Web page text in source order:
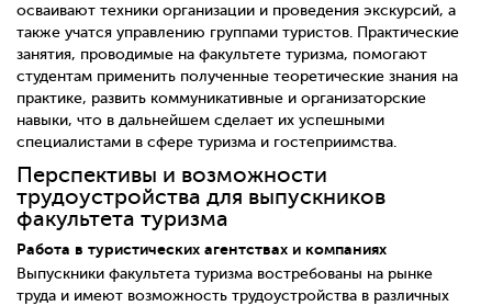
осваивают техники организации и проведения экскурсий, а
также учатся управлению группами туристов. Практические
занятия, проводимые на факультете туризма, помогают
студентам применить полученные теоретические знания на
практике, развить коммуникативные и организаторские
навыки, что в дальнейшем сделает их успешными
специалистами в сфере туризма и гостеприимства.
Перспективы и возможности
трудоустройства для выпускников
факультета туризма
Работа в туристических агентствах и компаниях
Выпускники факультета туризма востребованы на рынке
труда и имеют возможность трудоустройства в различных